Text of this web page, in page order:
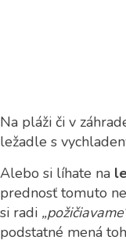
Na pláži či v
ležadle s
Alebo si líhate na
prednosť tomuto
si radi
podstatné mená